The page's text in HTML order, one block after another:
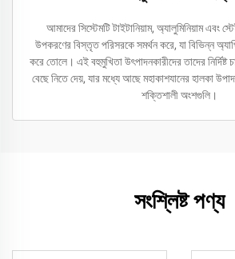
আমাদের সিস্টেমটি টাইটানিয়াম, অ্যালুমিনিয়াম এবং
উপকরণের বিস্তৃত পরিসরকে সমর্থন করে, যা বিভিন্ন
করে তোলে। এই বহুমুখিতা উৎপাদনকারীদের তাদের নির্দিষ্ট
বেছে নিতে দেয়, যার মধ্যে আছে মহাকাশযানের হালকা
শক্তিশালী অংশগুলি।
সংশ্লিষ্ট পণ্য